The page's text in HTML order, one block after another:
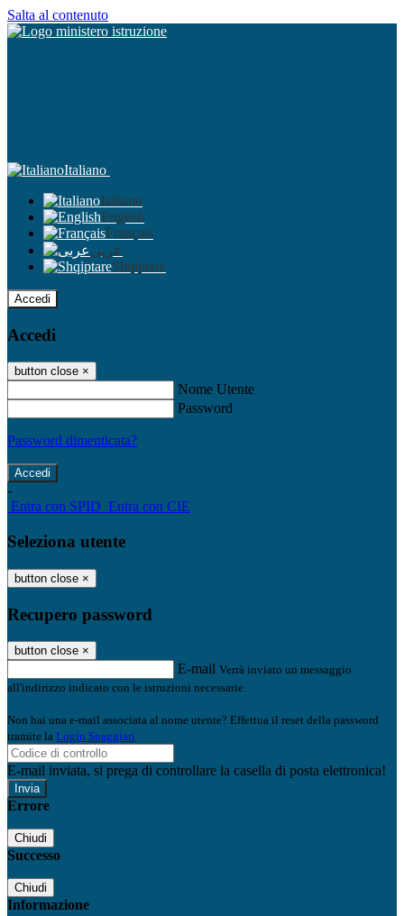
Salta al contenuto
Italiano
Italiano
English
Français
عربى
Shqiptare
Accedi
Accedi
button close ×
Nome Utente
Password
Password dimenticata?
-
Entra con SPID Entra con CIE
Seleziona utente
button close ×
Recupero password
button close ×
E-mail Verrà inviato un messaggio
all'indirizzo indicato con le istruzioni necessarie.
Non hai una e-mail associata al nome utente? Effettua il reset della password
tramite la Login Spaggiari
E-mail inviata, si prega di controllare la casella di posta elettronica!
Errore
Chiudi
Successo
Chiudi
Informazione